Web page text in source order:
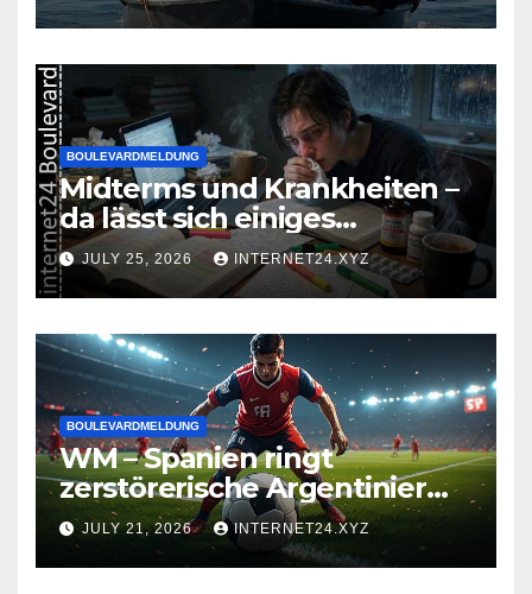
BOULEVARDMELDUNG
Midterms und Krankheiten –
da lässt sich einiges
zusammenbrauen!
JULY 25, 2026 INTERNET24.XYZ
BOULEVARDMELDUNG
WM – Spanien ringt
zerstörerische Argentinier
nieder
JULY 21, 2026 INTERNET24.XYZ